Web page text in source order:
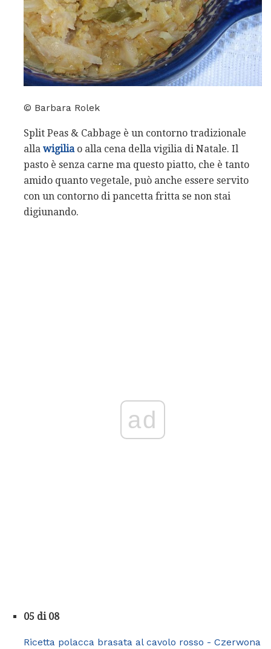
© Barbara Rolek
Split Peas & Cabbage è un contorno tradizionale
alla wigiliao alla cena della vigilia di Natale. Il
pasto è senza carne ma questo piatto, che è tanto
amido quanto vegetale, può anche essere servito
con un contorno di pancetta fritta se non stai
digiunando.
ad
05 di 08
Ricetta polacca brasata al cavolo rosso - Czerwona